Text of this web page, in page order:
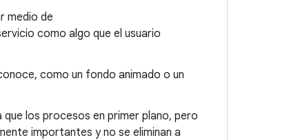
medio de
como algo que el usuario
como un fondo animado o un
los procesos en primer plano, pero
importantes y no se eliminan a